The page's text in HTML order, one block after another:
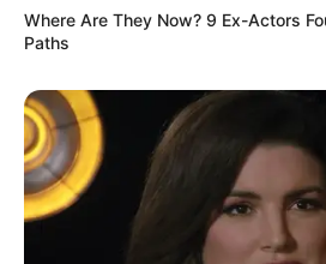
Where Are They Now? 9 Ex-Actors
Paths